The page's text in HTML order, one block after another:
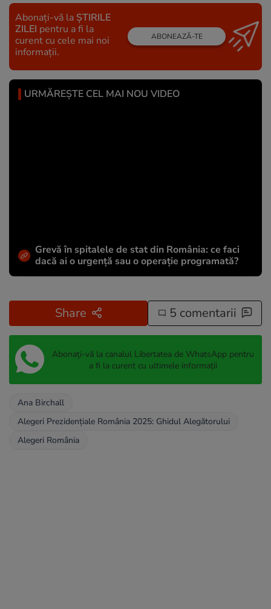
Abonați-vă la ȘTIRILE
ZILEI pentru a fi la
curent cu cele mai noi
informații.
ABONEAZĂ-TE
URMĂREȘTE CEL MAI NOU VIDEO
Grevă în spitalele de stat din România: ce faci
dacă ai o urgență sau o operație programată?
Share 5 comentarii
Abonați-vă la canalul Libertatea de WhatsApp pentru
a fi la curent cu ultimele informații
Ana Birchall
Alegeri Prezidențiale România 2025: Ghidul Alegătorului
Alegeri România